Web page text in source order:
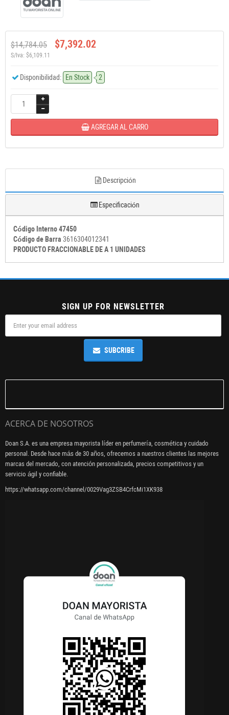
$14,784.05 $7,392.02
S/Iva: $6,109.11
Disponibilidad: En Stock 2
AGREGAR AL CARRO
Descripción
Especificación
Código Interno 47450
Código de Barra 3616304012341
PRODUCTO FRACCIONABLE DE A 1 UNIDADES
SIGN UP FOR NEWSLETTER
SUBCRIBE
ACERCA DE NOSOTROS
Doan S.A. es una empresa mayorista líder en perfumería, cosmética y cuidado
personal. Desde hace más de 30 años, ofrecemos a nuestros clientes las mejores
marcas del mercado, con atención personalizada, precios competitivos y un
servicio ágil y confiable.
https://whatsapp.com/channel/0029Vag3ZSB4CrfcMi1XK938